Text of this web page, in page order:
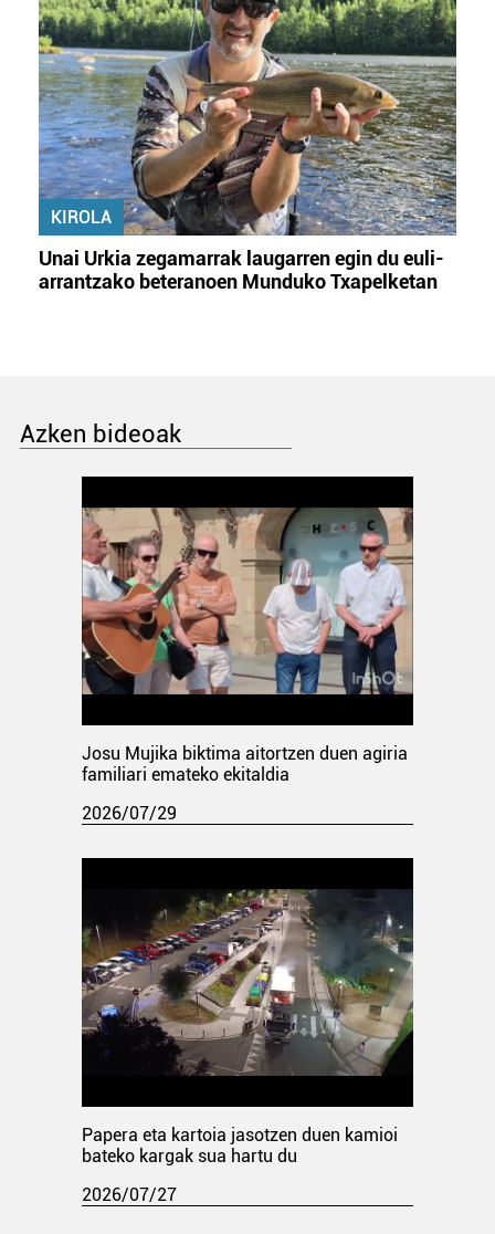
KIROLA
Unai Urkia zegamarrak laugarren egin du euli-
arrantzako beteranoen Munduko Txapelketan
Azken bideoak
Josu Mujika biktima aitortzen duen agiria
familiari emateko ekitaldia
2026/07/29
Papera eta kartoia jasotzen duen kamioi
bateko kargak sua hartu du
2026/07/27